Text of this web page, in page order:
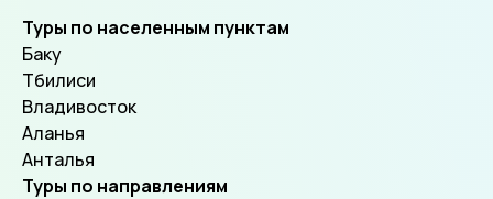
Туры по населенным пунктам
Баку
Тбилиси
Владивосток
Аланья
Анталья
Туры по направлениям